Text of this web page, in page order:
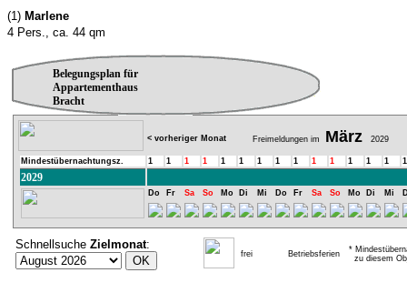
(1) Marlene
4 Pers., ca. 44 qm
Belegungsplan für
Appartementhaus
Bracht
< vorheriger Monat Freimeldungen im März 2029
Mindestübernachtungsz. 1 1 1 1 1 1 1 1 1 1 1 1 1 1 1
2029
Do Fr Sa So Mo Di Mi Do Fr Sa So Mo Di Mi
Schnellsuche Zielmonat:
frei Betriebsferien
*
zu diesem